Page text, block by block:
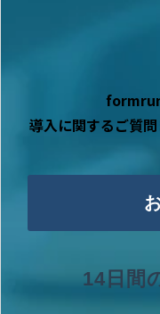
formrun
導入に関するご質
14日間